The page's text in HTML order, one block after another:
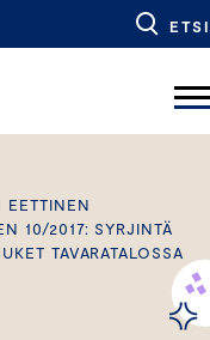
ETSI
EETTINEN
10/2017: SYRJINTÄ
TAVARATALOSSA